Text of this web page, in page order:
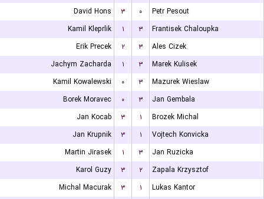
David Hons
۳ ۰
Petr Pesout
Kamil Kleprlik
۱ ۳
Frantisek Chaloupka
Erik Precek
۲ ۳
Ales Cizek
Jachym Zacharda
۱ ۳
Marek Kulisek
Kamil Kowalewski
۰ ۳
Mazurek Wieslaw
Borek Moravec
۰ ۳
Jan Gembala
Jan Kocab
۳ ۱
Brozek Michal
Jan Krupnik
۳ ۱
Vojtech Konvicka
Martin Jirasek
۱ ۳
Jan Ruzicka
Karol Guzy
۳ ۲
Zapala Krzysztof
Michal Macurak
۳ ۱
Lukas Kantor